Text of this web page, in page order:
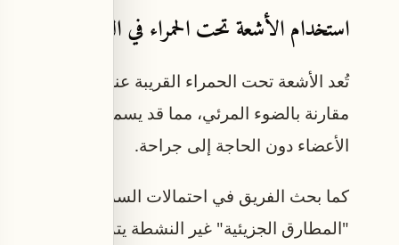
استخدام الأشعة تحت الحمراء في العلاج
تُعد الأشعة تحت الحمراء القريبة عنصراً أساسياً في
مقارنة بالضوء المرئي، مما قد يسمح مستقبلاً
الأعضاء دون الحاجة إلى جراحة.
كما بحث الفريق في احتمالات السمية المرتبطة
"المطارق الجزيئية" غير النشطة يتم امتصاصها